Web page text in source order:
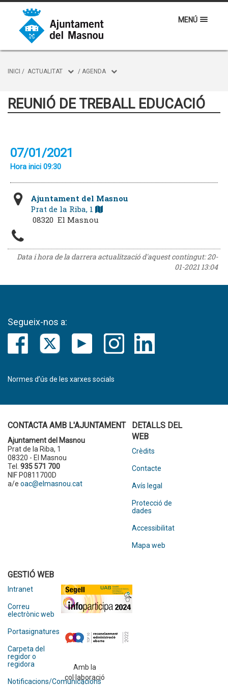
MENÚ
INICI / ACTUALITAT / AGENDA
REUNIÓ DE TREBALL EDUCACIÓ
07/01/2021
Hora inici 09:30
Ajuntament del Masnou
Prat de la Riba, 1
08320 El Masnou
Data i hora de la darrera actualització d'aquest contingut:20-
01-2021 13:04
Segueix-nos a:
Normes d’ús de les xarxes socials
CONTACTA AMB L'AJUNTAMENT
Ajuntament del Masnou
Prat de la Riba, 1
08320 - El Masnou
Tel. 935 571 700
NIF P0811700D
a/e oac@elmasnou.cat
DETALLS DEL
WEB
Crèdits
Contacte
Avís legal
Protecció de
dades
Accessibilitat
Mapa web
GESTIÓ WEB
Intranet
Correu
electrònic web
Portasignatures
Carpeta del
regidor o
regidora
Notificacions/Comunicacions
Amb la
col·laboració